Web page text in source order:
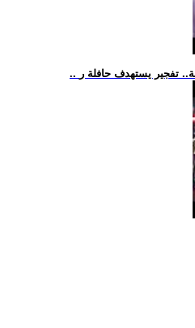
تفجير يستهدف حافلة ر